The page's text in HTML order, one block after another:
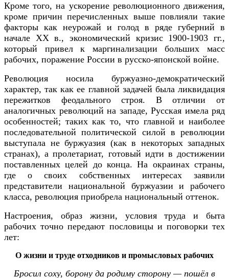
Кроме того, на ускорение революционного движения,
кроме причин перечисленных выше повлияли такие
факторы как неурожай и голод в ряде губерний в
начале XX в., экономический кризис 1900-1903 гг.,
который привел к маргинализации больших масс
рабочих, поражение России в русско-японской войне.
Революция носила буржуазно-демократический
характер, так как ее главной задачей была ликвидация
пережитков феодального строя. В отличии от
аналогичных революций на западе, Русская имела ряд
особенностей; таких как то, что главной и наиболее
последовательной политической силой в революции
выступала не буржуазия (как в некоторых западных
странах), а пролетариат, готовый идти в достижении
поставленных целей до конца. На окраинах страны,
где о своих собственных интересах заявили
представители национальной буржуазии и рабочего
класса, революция приобрела национальный оттенок.
Настроения, образ жизни, условия труда и быта
рабочих точно передают пословицы и поговорки тех
лет:
О жизни и труде отходников и промысловых рабочих
Бросил соху, борону да родиму сторону — пошёл в